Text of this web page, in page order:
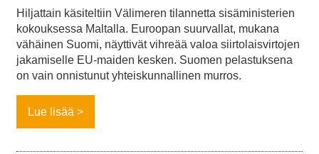
Hiljattain käsiteltiin Välimeren tilannetta sisäministerien
kokouksessa Maltalla. Euroopan suurvallat, mukana
vähäinen Suomi, näyttivät vihreää valoa siirtolaisvirtojen
jakamiselle EU-maiden kesken. Suomen pelastuksena
on vain onnistunut yhteiskunnallinen murros.
Lue lisää